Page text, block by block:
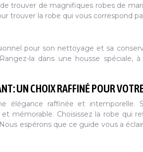
trouver de magnifiques robes de
trouver la robe qui vous correspond
pour son nettoyage et sa
la dans une housse spéciale,
UN CHOIX RAFFINÉ POUR
élégance raffinée et intemporelle.
mémorable. Choisissez la robe qui
espérons que ce guide vous a